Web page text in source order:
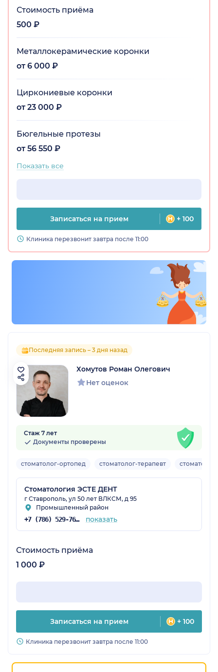
Стоимость приёма
500 ₽
Металлокерамические коронки
от 6 000 ₽
Циркониевые коронки
от 23 000 ₽
Бюгельные протезы
от 56 550 ₽
Показать все
Записаться на прием + 100
Клиника перезвонит завтра после 11:00
Последняя запись – 3 дня назад
Хомутов Роман Олегович
Нет оценок
Стаж 7 лет
Документы проверены
стоматолог-ортопед стоматолог-терапевт
Стоматология ЭСТЕ ДЕНТ
г Ставрополь, ул 50 лет ВЛКСМ, д 95
Промышленный район
+7 (786) 529-76-31 показать
Стоимость приёма
1 000 ₽
Записаться на прием + 100
Клиника перезвонит завтра после 11:00